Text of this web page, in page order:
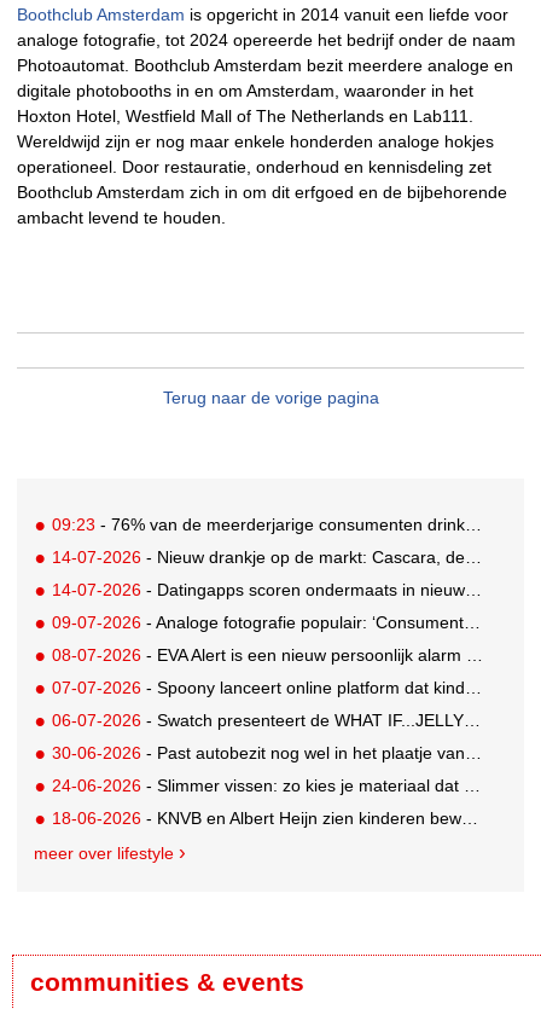
Boothclub Amsterdam is opgericht in 2014 vanuit een liefde voor
analoge fotografie, tot 2024 opereerde het bedrijf onder de naam
Photoautomat. Boothclub Amsterdam bezit meerdere analoge en
digitale photobooths in en om Amsterdam, waaronder in het
Hoxton Hotel, Westfield Mall of The Netherlands en Lab111.
Wereldwijd zijn er nog maar enkele honderden analoge hokjes
operationeel. Door restauratie, onderhoud en kennisdeling zet
Boothclub Amsterdam zich in om dit erfgoed en de bijbehorende
ambacht levend te houden.
Terug naar de vorige pagina
09:23 - 76% van de meerderjarige consumenten drinkt alcohol, aandeel Gen Z neemt toe
14-07-2026 - Nieuw drankje op de markt: Cascara, de zelfbenoemde gezonde vervanging voor derde kop koffie
14-07-2026 - Datingapps scoren ondermaats in nieuw app-onderzoek, toch blijft gebruik groeien
09-07-2026 - Analoge fotografie populair: ‘Consumenten zoeken beleving, niet alleen perfectie’
08-07-2026 - EVA Alert is een nieuw persoonlijk alarm dat je aan je tas hangt
07-07-2026 - Spoony lanceert online platform dat kinderen tot 12 jaar helpt gezonde eetgewoonten te ontwikkelen
06-07-2026 - Swatch presenteert de WHAT IF...JELLY? collectie
30-06-2026 - Past autobezit nog wel in het plaatje van vandaag?
24-06-2026 - Slimmer vissen: zo kies je materiaal dat bij je water en techniek past
18-06-2026 - KNVB en Albert Heijn zien kinderen bewuster eten en meer bewegen
meer over lifestyle
communities & events